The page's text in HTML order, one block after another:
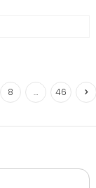
8 … 46